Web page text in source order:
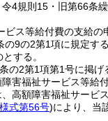
4規則15・旧第66条
ビス等給付費の支給の
の9の2第1項に規定する
する。
の2第1項第1号に掲げ
害福祉サービス等給
高額障害福祉サービ
様式第56号)により、当